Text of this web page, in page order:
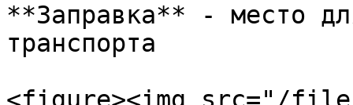
**Заправка** - место
транспорта